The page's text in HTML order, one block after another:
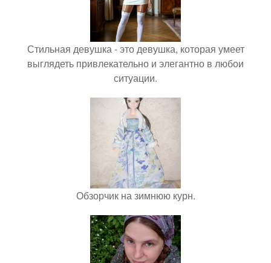
Стильная девушка - это девушка, которая умеет
выглядеть привлекательно и элегантно в любои
ситуации.
Обзорчик на зимнюю курн.